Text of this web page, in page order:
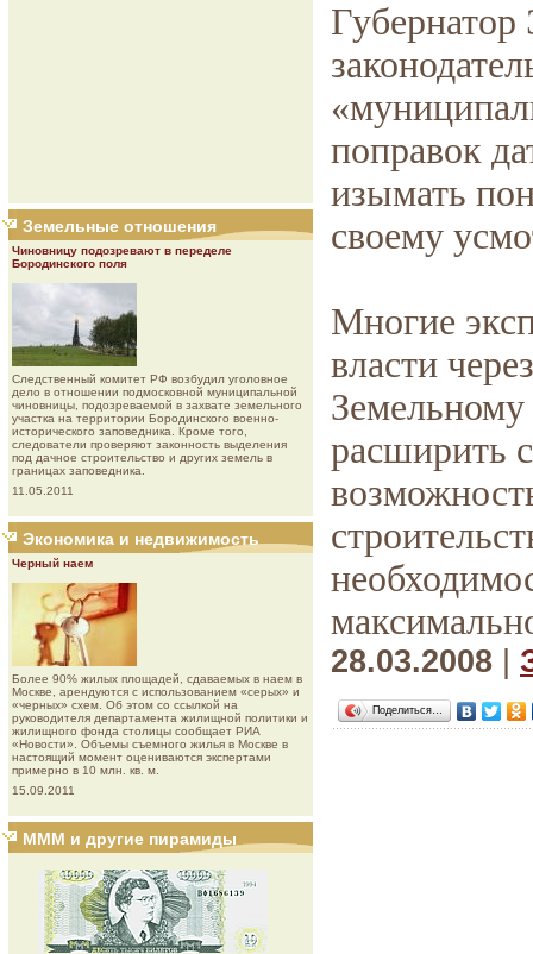
Земельные отношения
Чиновницу подозревают в переделе
Бородинского поля
Следственный комитет РФ возбудил уголовное
дело в отношении подмосковной муниципальной
чиновницы, подозреваемой в захвате земельного
участка на территории Бородинского военно-
исторического заповедника. Кроме того,
следователи проверяют законность выделения
под дачное строительство и других земель в
границах заповедника.
11.05.2011
Экономика и недвижимость
Черный наем
Более 90% жилых площадей, сдаваемых в наем в
Москве, арендуются с использованием «серых» и
«черных» схем. Об этом со ссылкой на
руководителя департамента жилищной политики и
жилищного фонда столицы сообщает РИА
«Новости». Объемы съемного жилья в Москве в
настоящий момент оцениваются экспертами
примерно в 10 млн. кв. м.
15.09.2011
МММ и другие пирамиды
поправок
изымать
своему
Многие
власти
Земельному
расширить
28.03.2008
Поделиться…